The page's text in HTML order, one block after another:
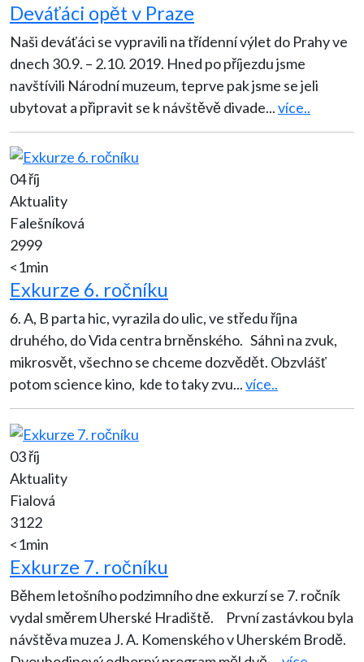
Deváťáci opět v Praze
Naši deváťáci se vypravili na třídenní výlet do Prahy ve
dnech 30.9. – 2.10. 2019. Hned po příjezdu jsme
navštívili Národní muzeum, teprve pak jsme se jeli
ubytovat a připravit se k návštěvě divade...více..
04 říj
Aktuality
Falešníková
2999
<1min
Exkurze 6. ročníku
6. A, B parta hic, vyrazila do ulic, ve středu října
druhého, do Vida centra brněnského. Sáhni na zvuk,
mikrosvět, všechno se chceme dozvědět. Obzvlášť
potom science kino, kde to taky zvu...více..
03 říj
Aktuality
Fialová
3122
<1min
Exkurze 7. ročníku
Během letošního podzimního dne exkurzí se 7. ročník
vydal směrem Uherské Hradiště. První zastávkou byla
návštěva muzea J. A. Komenského v Uherském Brodě.